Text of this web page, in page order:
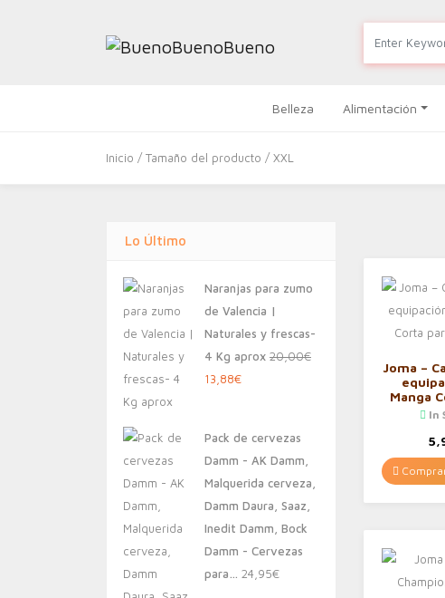
Belleza Alimentación
Inicio / Tamaño del producto / XXL
Lo Último
Naranjas para zumo
de Valencia |
Naturales y frescas-
4 Kg aprox 20,00€
El
era:
20,00€.
13,88€El
es:
13,88€.
Pack de cervezas
Damm - AK Damm,
Malquerida cerveza,
Damm Daura, Saaz,
Inedit Damm, Bock
Damm - Cervezas
para… 24,95€
Joma –
Manga
In